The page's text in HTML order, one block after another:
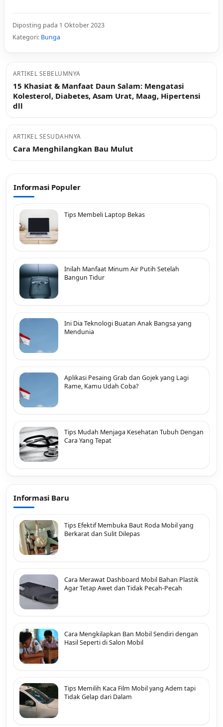
Diposting pada 1 Oktober 2023
Kategori: Bunga
ARTIKEL SEBELUMNYA
15 Khasiat & Manfaat Daun Salam: Mengatasi
Kolesterol, Diabetes, Asam Urat, Maag, Hipertensi
dll
ARTIKEL SESUDAHNYA
Cara Menghilangkan Bau Mulut
Informasi Populer
Tips Membeli Laptop Bekas
Inilah Manfaat Minum Air Putih Setelah
Bangun Tidur
Ini Dia Teknologi Buatan Anak Bangsa yang
Mendunia
Aplikasi Pesaing Grab dan Gojek yang Lagi
Rame, Kamu Udah Coba?
Tips Mudah Menjaga Kesehatan Tubuh Dengan
Cara Yang Tepat
Informasi Baru
Tips Efektif Membuka Baut Roda Mobil yang
Berkarat dan Sulit Dilepas
Cara Merawat Dashboard Mobil Bahan Plastik
Agar Tetap Awet dan Tidak Pecah-Pecah
Cara Mengkilapkan Ban Mobil Sendiri dengan
Hasil Seperti di Salon Mobil
Tips Memilih Kaca Film Mobil yang Adem tapi
Tidak Gelap dari Dalam